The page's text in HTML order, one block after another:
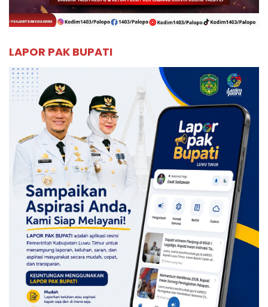
LAPOR PAK BUPATI